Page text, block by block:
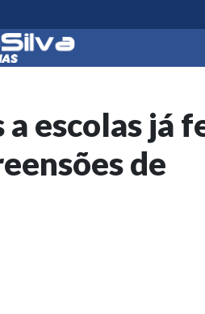
escolas já
de